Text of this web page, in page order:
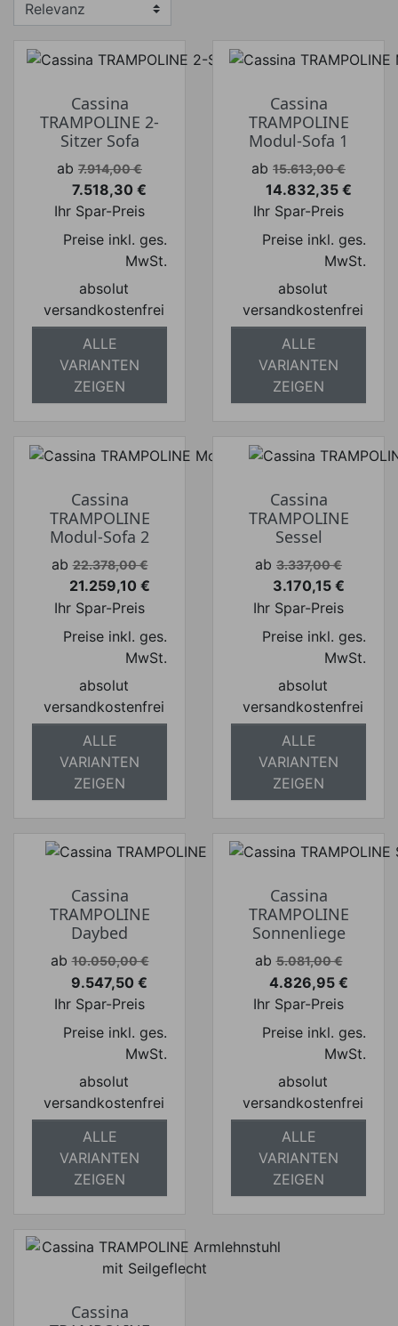
Cassina
TRAMPOLINE 2-
Sitzer Sofa
Verkaufspreis
ab 7.914,00 €
Preis
7.518,30 €
Ihr Spar-Preis
Preise inkl. ges.
MwSt.
absolut
versandkostenfrei
ALLE
VARIANTEN
ZEIGEN
Cassina
TRAMPOLINE
Modul-Sofa 1
Verkaufspreis
ab 15.613,00 €
Preis
14.832,35 €
Ihr Spar-Preis
Preise inkl. ges.
MwSt.
absolut
versandkostenfrei
ALLE
VARIANTEN
ZEIGEN
Cassina
TRAMPOLINE
Modul-Sofa 2
Verkaufspreis
ab 22.378,00 €
Preis
21.259,10 €
Ihr Spar-Preis
Preise inkl. ges.
MwSt.
absolut
versandkostenfrei
ALLE
VARIANTEN
ZEIGEN
Cassina
TRAMPOLINE
Sessel
Verkaufspreis
ab 3.337,00 €
Preis
3.170,15 €
Ihr Spar-Preis
Preise inkl. ges.
MwSt.
absolut
versandkostenfrei
ALLE
VARIANTEN
ZEIGEN
Cassina
TRAMPOLINE
Daybed
Verkaufspreis
ab 10.050,00 €
Preis
9.547,50 €
Ihr Spar-Preis
Preise inkl. ges.
MwSt.
absolut
versandkostenfrei
ALLE
VARIANTEN
ZEIGEN
Cassina
TRAMPOLINE
Sonnenliege
Verkaufspreis
ab 5.081,00 €
Preis
4.826,95 €
Ihr Spar-Preis
Preise inkl. ges.
MwSt.
absolut
versandkostenfrei
ALLE
VARIANTEN
ZEIGEN
Cassina